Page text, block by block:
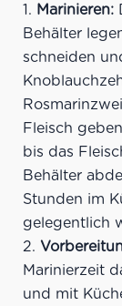
Marinieren:
Behälter
schneiden
Fleisch
bis das
Behälter
Stunden im
gelegentlich
Marinierzeit
und mit